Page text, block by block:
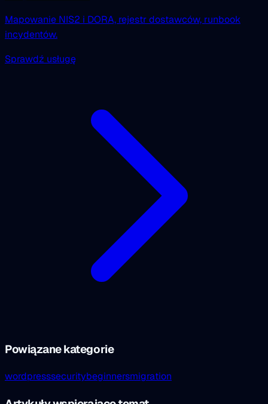
Mapowanie NIS2 i DORA, rejestr dostawców, runbook
incydentów.
Sprawdź usługę
Powiązane kategorie
wordpresssecuritybeginnersmigration